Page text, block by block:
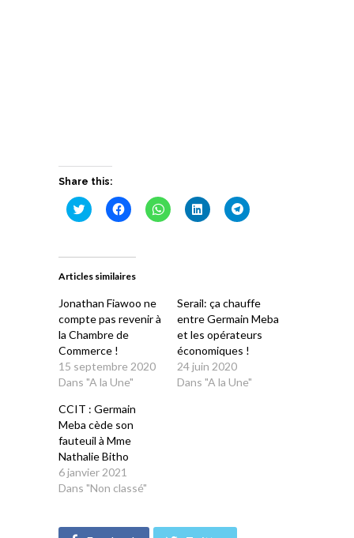
Share this:
Cliquez
pour
dans
nouvelle
Cliquez
pour
dans
nouvelle
Cliquez
pour
Cliquez
pour
Cliquez
pour
Articles similaires
Jonathan Fiawoo ne
compte pas revenir à
la Chambre de
Commerce !
15 septembre 2020
Dans "A la Une"
Serail: ça chauffe
entre Germain Meba
et les opérateurs
économiques !
24 juin 2020
Dans "A la Une"
CCIT : Germain
Meba cède son
fauteuil à Mme
Nathalie Bitho
6 janvier 2021
Dans "Non classé"